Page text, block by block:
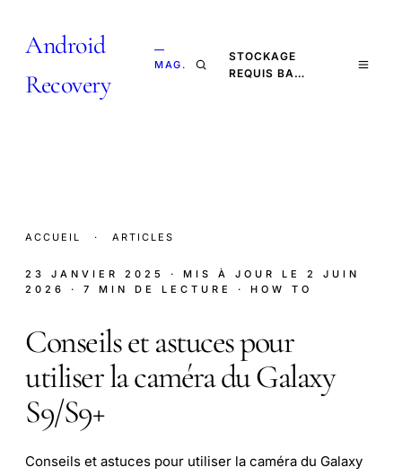
Android
Recovery
—
MAG.
STOCKAGE
REQUIS BA…
ACCUEIL · ARTICLES
23 JANVIER 2025 · MIS À JOUR LE 2 JUIN
2026
· 7 MIN DE LECTURE · HOW TO
Conseils et astuces pour
utiliser la caméra du Galaxy
S9/S9+
Conseils et astuces pour utiliser la caméra du Galaxy